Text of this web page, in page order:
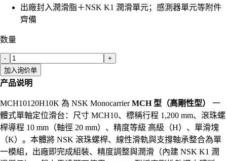
出廠封入潤滑脂＋NSK K1 潤滑單元；感測器單元等附件
齊備
数量
-
+
加入询价单
产品说明
MCH10120H10K 為 NSK MonocarrierMCH 型（高剛性型）
一
體式單軸定位滑台：尺寸 MCH10、標稱行程 1,200 mm、滾珠螺
桿導程 10 mm（軸徑 20 mm）、精度等級 高級（H）、單滑塊
（K）。本體將 NSK 滾珠螺桿、線性滑軌與支撐軸承整合為單
一模組，出廠即完成組裝、精度調整與潤滑（內建 NSK K1 潤